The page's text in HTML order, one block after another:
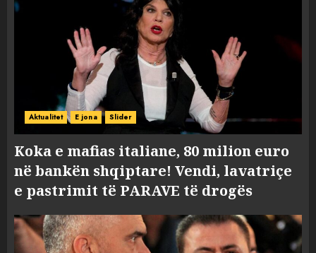
Aktualitet E jona Slider
Koka e mafias italiane, 80 milion euro
në bankën shqiptare! Vendi, lavatriçe
e pastrimit të PARAVE të drogës